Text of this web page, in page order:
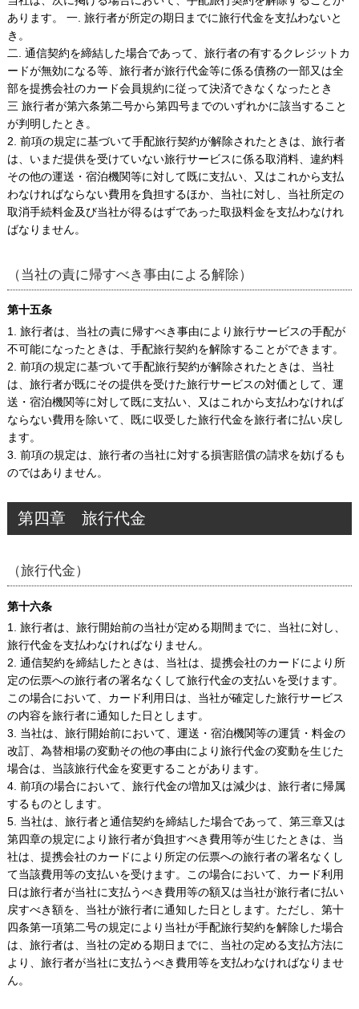
あります。 一. 旅行者が所定の期日までに旅行代金を支払わないと
き。
二. 通信契約を締結した場合であって、旅行者の有するクレジットカ
ードが無効になる等、旅行者が旅行代金等に係る債務の一部又は全
部を提携会社のカード会員規約に従って決済できなくなったとき
三 旅行者が第六条第二号から第四号までのいずれかに該当すること
が判明したとき。
2. 前項の規定に基づいて手配旅行契約が解除されたときは、旅行者
は、いまだ提供を受けていない旅行サービスに係る取消料、違約料
その他の運送・宿泊機関等に対して既に支払い、又はこれから支払
わなければならない費用を負担するほか、当社に対し、当社所定の
取消手続料金及び当社が得るはずであった取扱料金を支払わなけれ
ばなりません。
（当社の責に帰すべき事由による解除）
第十五条
1. 旅行者は、当社の責に帰すべき事由により旅行サービスの手配が
不可能になったときは、手配旅行契約を解除することができます。
2. 前項の規定に基づいて手配旅行契約が解除されたときは、当社
は、旅行者が既にその提供を受けた旅行サービスの対価として、運
送・宿泊機関等に対して既に支払い、又はこれから支払わなければ
ならない費用を除いて、既に収受した旅行代金を旅行者に払い戻し
ます。
3. 前項の規定は、旅行者の当社に対する損害賠償の請求を妨げるも
のではありません。
第四章 旅行代金
（旅行代金）
第十六条
1. 旅行者は、旅行開始前の当社が定める期間までに、当社に対し、
旅行代金を支払わなければなりません。
2. 通信契約を締結したときは、当社は、提携会社のカードにより所
定の伝票への旅行者の署名なくして旅行代金の支払いを受けます。
この場合において、カード利用日は、当社が確定した旅行サービス
の内容を旅行者に通知した日とします。
3. 当社は、旅行開始前において、運送・宿泊機関等の運賃・料金の
改訂、為替相場の変動その他の事由により旅行代金の変動を生じた
場合は、当該旅行代金を変更することがあります。
4. 前項の場合において、旅行代金の増加又は減少は、旅行者に帰属
するものとします。
5. 当社は、旅行者と通信契約を締結した場合であって、第三章又は
第四章の規定により旅行者が負担すべき費用等が生じたときは、当
社は、提携会社のカードにより所定の伝票への旅行者の署名なくし
て当該費用等の支払いを受けます。この場合において、カード利用
日は旅行者が当社に支払うべき費用等の額又は当社が旅行者に払い
戻すべき額を、当社が旅行者に通知した日とします。ただし、第十
四条第一項第二号の規定により当社が手配旅行契約を解除した場合
は、旅行者は、当社の定める期日までに、当社の定める支払方法に
より、旅行者が当社に支払うべき費用等を支払わなければなりませ
ん。